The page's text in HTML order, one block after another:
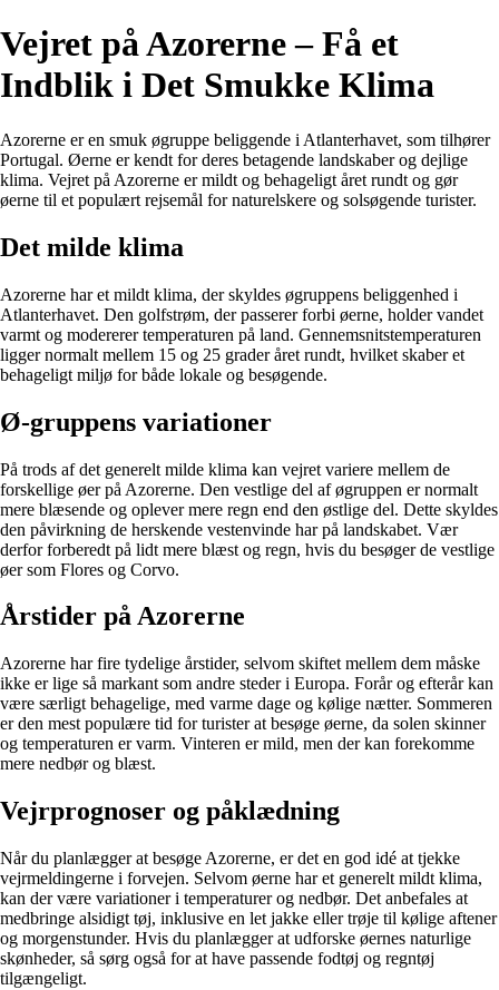
Vejret på Azorerne – Få et
Indblik i Det Smukke Klima
Azorerne er en smuk øgruppe beliggende i Atlanterhavet, som tilhører
Portugal. Øerne er kendt for deres betagende landskaber og dejlige
klima. Vejret på Azorerne er mildt og behageligt året rundt og gør
øerne til et populært rejsemål for naturelskere og solsøgende turister.
Det milde klima
Azorerne har et mildt klima, der skyldes øgruppens beliggenhed i
Atlanterhavet. Den golfstrøm, der passerer forbi øerne, holder vandet
varmt og modererer temperaturen på land. Gennemsnitstemperaturen
ligger normalt mellem 15 og 25 grader året rundt, hvilket skaber et
behageligt miljø for både lokale og besøgende.
Ø-gruppens variationer
På trods af det generelt milde klima kan vejret variere mellem de
forskellige øer på Azorerne. Den vestlige del af øgruppen er normalt
mere blæsende og oplever mere regn end den østlige del. Dette skyldes
den påvirkning de herskende vestenvinde har på landskabet. Vær
derfor forberedt på lidt mere blæst og regn, hvis du besøger de vestlige
øer som Flores og Corvo.
Årstider på Azorerne
Azorerne har fire tydelige årstider, selvom skiftet mellem dem måske
ikke er lige så markant som andre steder i Europa. Forår og efterår kan
være særligt behagelige, med varme dage og kølige nætter. Sommeren
er den mest populære tid for turister at besøge øerne, da solen skinner
og temperaturen er varm. Vinteren er mild, men der kan forekomme
mere nedbør og blæst.
Vejrprognoser og påklædning
Når du planlægger at besøge Azorerne, er det en god idé at tjekke
vejrmeldingerne i forvejen. Selvom øerne har et generelt mildt klima,
kan der være variationer i temperaturer og nedbør. Det anbefales at
medbringe alsidigt tøj, inklusive en let jakke eller trøje til kølige aftener
og morgenstunder. Hvis du planlægger at udforske øernes naturlige
skønheder, så sørg også for at have passende fodtøj og regntøj
tilgængeligt.